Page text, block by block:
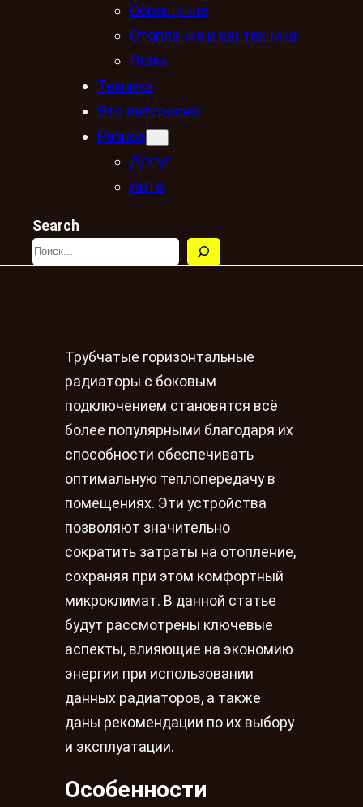
Освещение
Отопление и сантехника
Полы
Техника
Это интересно
Разное
Досуг
Авто
Search
Трубчатые горизонтальные
радиаторы с боковым
подключением становятся всё
более популярными благодаря их
способности обеспечивать
оптимальную теплопередачу в
помещениях. Эти устройства
позволяют значительно
сократить затраты на отопление,
сохраняя при этом комфортный
микроклимат. В данной статье
будут рассмотрены ключевые
аспекты, влияющие на экономию
энергии при использовании
данных радиаторов, а также
даны рекомендации по их выбору
и эксплуатации.
Особенности